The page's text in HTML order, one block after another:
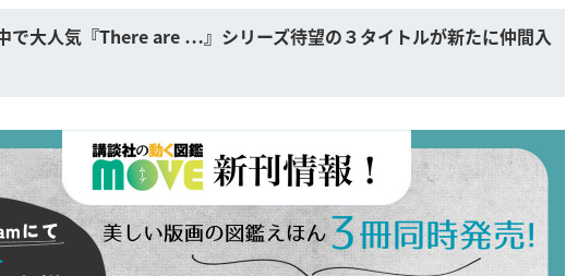
で大人気『There are …』シリーズ待望の３タイトルが新たに仲間入